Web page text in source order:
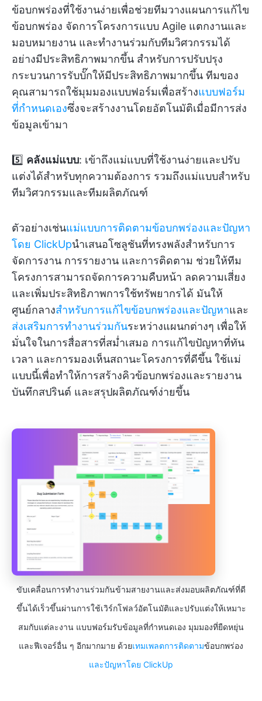
ข้อบกพร่องที่ใช้งานง่ายเพื่อช่วยทีมวางแผนการแก้ไข
ข้อบกพร่อง จัดการโครงการแบบ Agile แตกงานและ
มอบหมายงาน และทำงานร่วมกับทีมวิศวกรรมได้
อย่างมีประสิทธิภาพมากขึ้น สำหรับการปรับปรุง
กระบวนการรับบั๊กให้มีประสิทธิภาพมากขึ้น ทีมของ
คุณสามารถใช้มุมมองแบบฟอร์มเพื่อสร้างแบบฟอร์ม
ที่กำหนดเองซึ่งจะสร้างงานโดยอัตโนมัติเมื่อมีการส่ง
ข้อมูลเข้ามา
5️⃣ คลังแม่แบบ: เข้าถึงแม่แบบที่ใช้งานง่ายและปรับ
แต่งได้สำหรับทุกความต้องการ รวมถึงแม่แบบสำหรับ
ทีมวิศวกรรมและทีมผลิตภัณฑ์
ตัวอย่างเช่นแม่แบบการติดตามข้อบกพร่องและปัญหา
โดย ClickUpนำเสนอโซลูชันที่ทรงพลังสำหรับการ
จัดการงาน การรายงาน และการติดตาม ช่วยให้ทีม
โครงการสามารถจัดการความคืบหน้า ลดความเสี่ยง
และเพิ่มประสิทธิภาพการใช้ทรัพยากรได้ มันให้
ศูนย์กลางสำหรับการแก้ไขข้อบกพร่องและปัญหาและ
ส่งเสริมการทำงานร่วมกันระหว่างแผนกต่างๆ เพื่อให้
มั่นใจในการสื่อสารที่สม่ำเสมอ การแก้ไขปัญหาที่ทัน
เวลา และการมองเห็นสถานะโครงการที่ดีขึ้น ใช้แม่
แบบนี้เพื่อทำให้การสร้างคิวข้อบกพร่องและรายงาน
บันทึกสปรินต์ และสรุปผลิตภัณฑ์ง่ายขึ้น
ขับเคลื่อนการทำงานร่วมกันข้ามสายงานและส่งมอบผลิตภัณฑ์ที่ดี
ขึ้นได้เร็วขึ้นผ่านการใช้เวิร์กโฟลว์อัตโนมัติและปรับแต่งให้เหมาะ
สมกับแต่ละงาน แบบฟอร์มรับข้อมูลที่กำหนดเอง มุมมองที่ยืดหยุ่น
และฟีเจอร์อื่น ๆ อีกมากมาย ด้วยเทมเพลตการติดตามข้อบกพร่อง
และปัญหาโดย ClickUp